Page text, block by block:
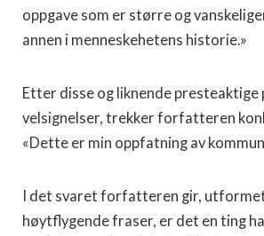
oppgave som er større og
annen i menneskehetens historie.»
Etter disse og liknende presteaktige
velsignelser, trekker forfatteren
«Dette er min oppfatning av
I det svaret forfatteren gir,
høytflygende fraser, er det en ting